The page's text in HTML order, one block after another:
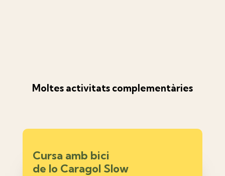
Moltes activitats complementàries
Cursa amb bici
de lo Caragol Slow